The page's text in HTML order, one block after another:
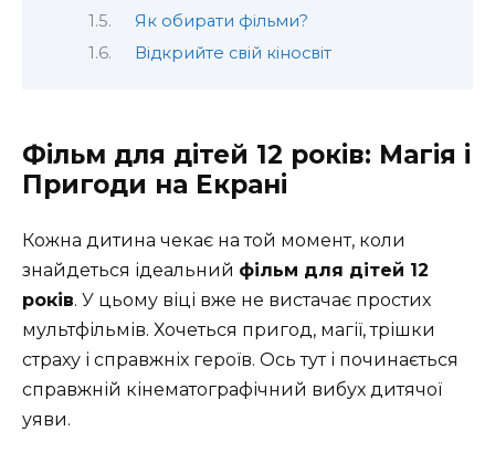
Як обирати фільми?
Відкрийте свій кіносвіт
Фільм для дітей 12 років: Магія і
Пригоди на Екрані
Кожна дитина чекає на той момент, коли
знайдеться ідеальний фільм для дітей 12
років. У цьому віці вже не вистачає простих
мультфільмів. Хочеться пригод, магії, трішки
страху і справжніх героїв. Ось тут і починається
справжній кінематографічний вибух дитячої
уяви.